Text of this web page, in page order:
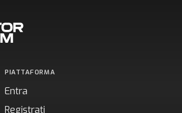
PIATTAFORMA
Entra
Registrati